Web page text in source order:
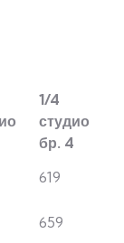
1/4
студио
бр. 4
619
659